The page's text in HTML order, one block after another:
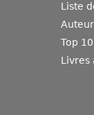
Liste
Top
Livres